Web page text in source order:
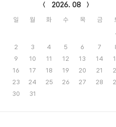
2026. 08
일 월 화 수 목 금
2
3 4 5 6 7
9
10 11 12 13 14
16
17 18 19 20 21
23
24 25 26 27 28
30
31